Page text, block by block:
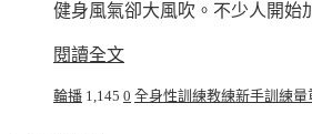
健身風氣卻大風吹。不少人開始
閱讀全文
輪播 1,145 0 全身性訓練教練新手訓練量